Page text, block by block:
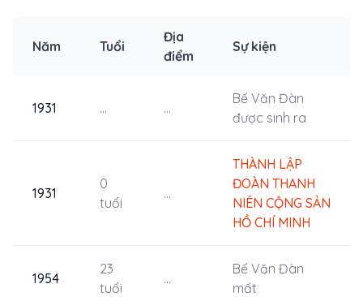
Năm Tuổi
Địa
điểm
Sự kiện
1931 ... ...
Bế Văn Đàn
được sinh ra
1931
0
tuổi
...
THÀNH LẬP
ĐOÀN THANH
NIÊN CỘNG SẢN
HỒ CHÍ MINH
1954
23
tuổi
...
Bế Văn Đàn
mất